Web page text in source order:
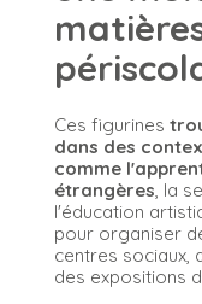
Ces figurines
dans des
comme
étrangères, la
l'éducation
pour organiser
centres sociaux,
des expositions